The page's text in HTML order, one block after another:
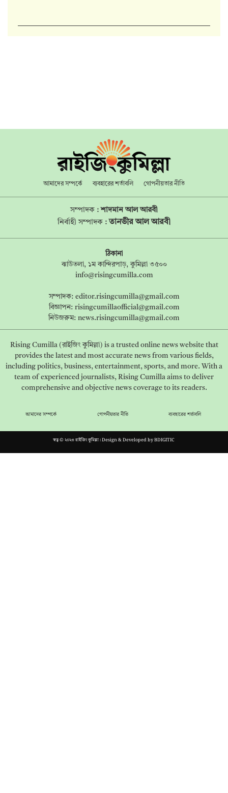
আমাদের সম্পর্কে ব্যবহারের শর্তাবলি গোপনীয়তার নীতি
সম্পাদক :শাদমান আল আরবী
নির্বাহী সম্পাদক : তানভীর আল আরবী
ঠিকানা
ঝাউতলা, ১ম কান্দিরপাড়, কুমিল্লা ৩৫০০
info@risingcumilla.com
সম্পাদক: editor.risingcumilla@gmail.com
বিজ্ঞাপন: risingcumillaofficial@gmail.com
নিউজরুম: news.risingcumilla@gmail.com
Rising Cumilla (রাইজিং কুমিল্লা) is a trusted online news website that
provides the latest and most accurate news from various fields,
including politics, business, entertainment, sports, and more. With a
team of experienced journalists, Rising Cumilla aims to deliver
comprehensive and objective news coverage to its readers.
আমাদের সম্পর্কে গোপনীয়তার নীতি ব্যবহারের শর্তাবলি
স্বত্ব © ২০২৩ রাইজিং কুমিল্লা। Design & Developed byBDIGITIC